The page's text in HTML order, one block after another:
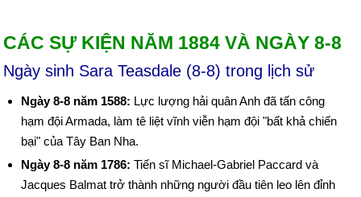
CÁC SỰ KIỆN NĂM 1884 VÀ NGÀY 8-8
Ngày sinh Sara Teasdale (8-8) trong lịch sử
Ngày 8-8 năm 1588: Lực lượng hải quân Anh đã tấn công
hạm đội Armada, làm tê liệt vĩnh viễn hạm đội "bất khả chiến
bại" của Tây Ban Nha.
Ngày 8-8 năm 1786: Tiến sĩ Michael-Gabriel Paccard và
Jacques Balmat trở thành những người đầu tiên leo lên đỉnh